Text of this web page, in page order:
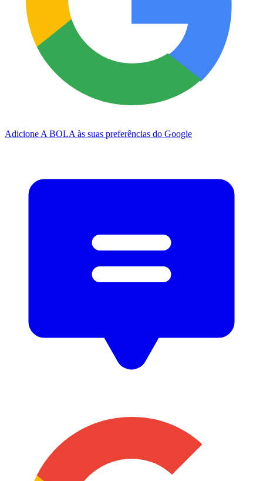
Adicione A BOLA às suas preferências do Google